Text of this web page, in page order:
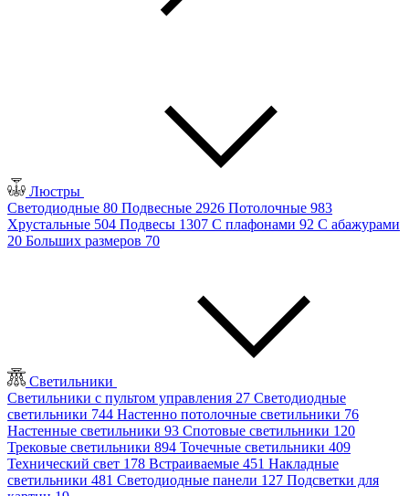
Люстры
Светодиодные 80 Подвесные 2926 Потолочные 983
Хрустальные 504 Подвесы 1307 С плафонами 92 С абажурами
20 Больших размеров 70
Светильники
Светильники с пультом управления 27 Светодиодные
светильники 744 Настенно потолочные светильники 76
Настенные светильники 93 Спотовые светильники 120
Трековые светильники 894 Точечные светильники 409
Технический свет 178 Встраиваемые 451 Накладные
светильники 481 Светодиодные панели 127 Подсветки для